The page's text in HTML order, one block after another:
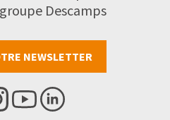
Descamps
NEWSLETTER